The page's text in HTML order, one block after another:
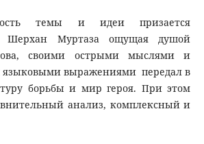
темы и идеи призается
Шерхан Муртаза ощущая душой
своими острыми мыслями и
выражениями передал в
борьбы и мир героя. При этом
анализ, комплексный и